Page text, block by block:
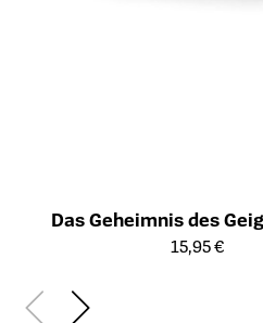
Das Geheimnis des
Öffnet die Detailseite des Produkts
15,95 €